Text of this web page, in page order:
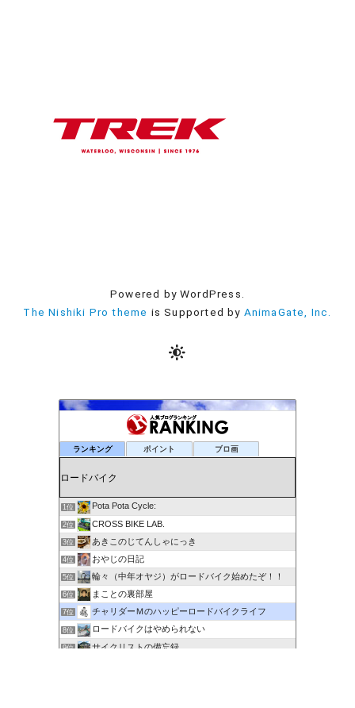
Powered by WordPress.
The Nishiki Pro theme is Supported by AnimaGate, Inc.
ランキング ポイント ブロ画
1位 Pota Pota Cycle:
2位 CROSS BIKE LAB.
3位 あきこのじてんしゃにっき
4位 おやじの日記
5位 輪々（中年オヤジ）がロードバイク始めたぞ！！
6位 まことの裏部屋
7位 チャリダーＭのハッピーロードバイクライフ
8位 ロードバイクはやめられない
9位 サイクリストの備忘録